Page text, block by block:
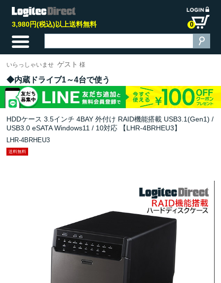
3,980円(税込)以上送料無料 0
いらっしゃいませ ゲスト 様
内蔵ドライブ1～4台で使う
HDDケース 3.5インチ 4BAY 外付け RAID機能搭載 USB3.1(Gen1) /
USB3.0 eSATA Windows11 / 10対応 【LHR-4BRHEU3】
LHR-4BRHEU3
送料無料